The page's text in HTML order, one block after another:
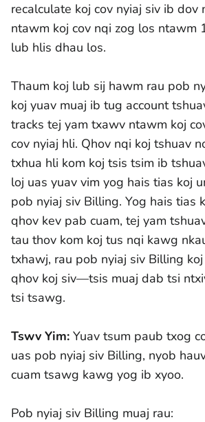
recalculate koj cov nyiaj siv ib dov
ntawm koj cov nqi zog los ntawm
lub hlis dhau los.
Thaum koj lub sij hawm rau pob
koj yuav muaj ib tug account
tracks tej yam txawv ntawm koj
cov nyiaj hli. Qhov nqi koj tshuav
txhua hli kom koj tsis tsim ib
loj uas yuav vim yog hais tias koj
pob nyiaj siv Billing. Yog hais tias
qhov kev pab cuam, tej yam
tau thov kom koj tus nqi kawg
txhawj, rau pob nyiaj siv Billing
qhov koj siv—tsis muaj dab tsi
tsi tsawg.
Tswv Yim: Yuav tsum paub txog
uas pob nyiaj siv Billing, nyob
cuam tsawg kawg yog ib xyoo.
Pob nyiaj siv Billing muaj rau: